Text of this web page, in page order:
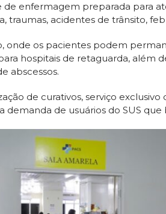
de enfermagem preparada para
traumas, acidentes de trânsito,
onde os pacientes podem
hospitais de retaguarda, além
abscessos.
de curativos, serviço exclusivo
de usuários do SUS que